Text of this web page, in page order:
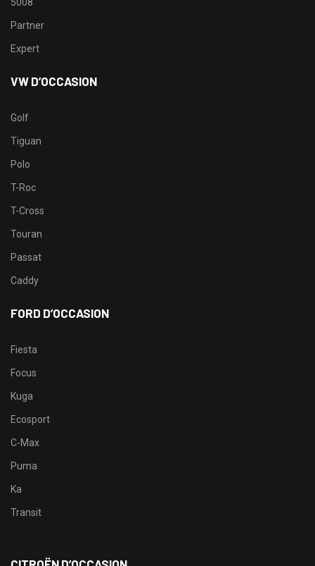
Partner
Expert
VW D’OCCASION
Golf
Tiguan
Polo
T-Roc
T-Cross
Touran
Passat
Caddy
FORD D’OCCASION
Fiesta
Focus
Kuga
Ecosport
C-Max
Puma
Ka
Transit